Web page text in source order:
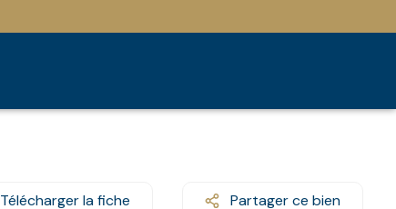
Télécharger la fiche Partager ce bien